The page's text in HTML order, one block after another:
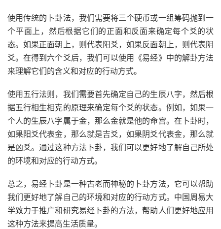
使用传统的卜卦法，我们需要将三个硬币或一组筹码抛到一
个平面上，然后根据它们的正面和反面来确定每个爻的状
态。如果正面朝上，则代表阳爻，如果反面朝上，则代表阴
爻。在得到六个爻后，我们可以使用《易经》中的解卦方法
来理解它们的含义和对应的行动方式。
使用五行法则，我们需要首先确定自己的生辰八字，然后根
据五行相生相克的原理来确定每个爻的状态。例如，如果一
个人的生辰八字属于金，那么金就是他的命宫。在卜卦时，
如果阳爻代表金，那么就是吉爻，如果阴爻代表金，那么就
是凶爻。通过这种方法卜卦，我们可以更好地了解自己所处
的环境和对应的行动方式。
总之，易经卜卦是一种古老而神秘的卜卦方法，它可以帮助
我们更好地了解自己的环境和对应的行动方式。中国周易大
学致力于推广和研究易经卜卦的方法，帮助人们更好地应用
这种方法来提高生活质量。